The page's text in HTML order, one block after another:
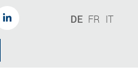
DE FR IT